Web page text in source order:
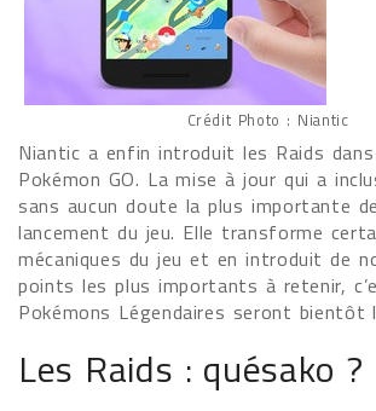
Crédit Photo : Niantic
Niantic a enfin introduit les Raids
Pokémon GO. La mise à jour qui a
sans aucun doute la plus importante
lancement du jeu. Elle transforme
mécaniques du jeu et en introduit de
points les plus importants à retenir,
Pokémons Légendaires seront bientôt
Les Raids : quésako ?